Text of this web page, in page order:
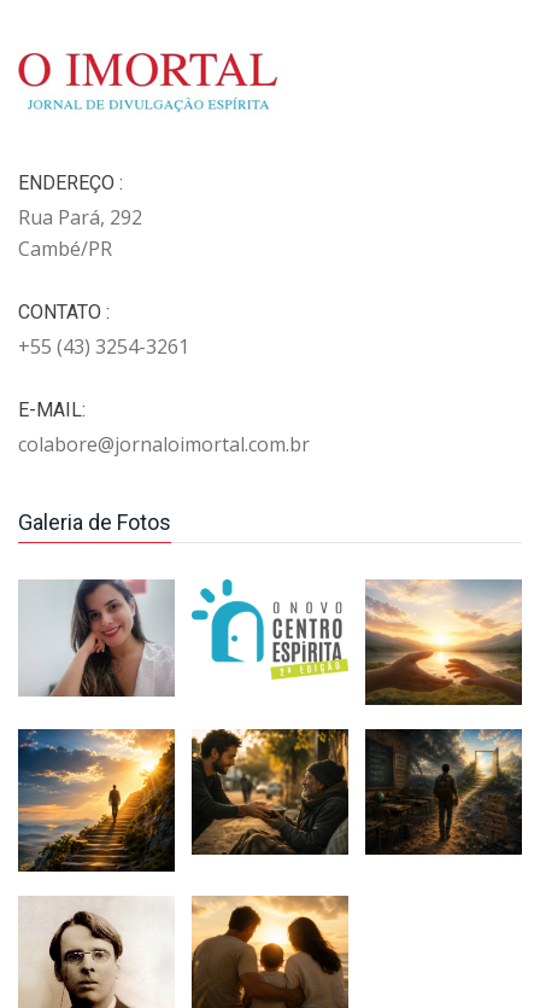
ENDEREÇO :
Rua Pará, 292
Cambé/PR
CONTATO :
+55 (43) 3254-3261
E-MAIL:
colabore@jornaloimortal.com.br
Galeria de Fotos